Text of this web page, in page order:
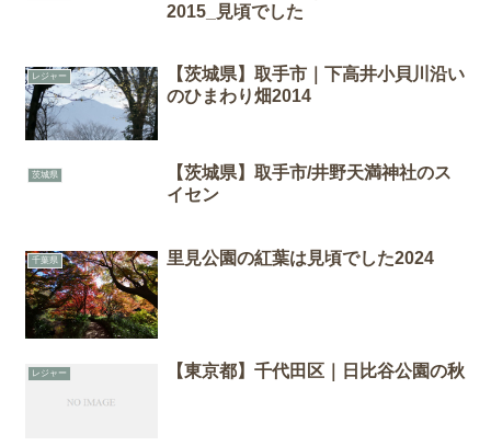
2015_見頃でした
レジャー
【茨城県】取手市｜下高井小貝川沿い
のひまわり畑2014
茨城県
【茨城県】取手市/井野天満神社のス
イセン
千葉県 里見公園の紅葉は見頃でした2024
レジャー 【東京都】千代田区｜日比谷公園の秋